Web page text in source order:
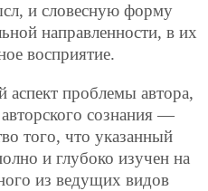
и словесную форму
направленности, в их
восприятие.
аспект проблемы автора,
сознания —
того, что указанный
и глубоко изучен на
из ведущих видов